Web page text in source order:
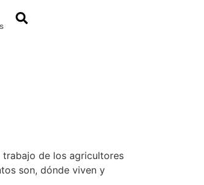
trabajo de los agricultores
son, dónde viven y